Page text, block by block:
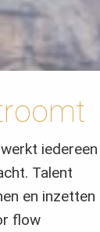
iedereen
Talent
en inzetten
flow